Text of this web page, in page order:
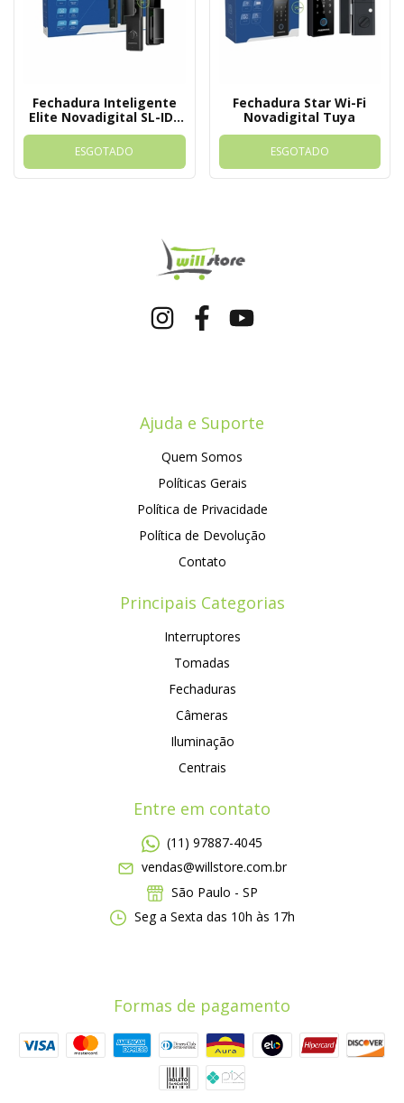
Fechadura Inteligente
Elite Novadigital SL-IDE
Tuya
ESGOTADO
Fechadura Star Wi-Fi
Novadigital Tuya
ESGOTADO
Ajuda e Suporte
Quem Somos
Políticas Gerais
Política de Privacidade
Política de Devolução
Contato
Principais Categorias
Interruptores
Tomadas
Fechaduras
Câmeras
Iluminação
Centrais
Entre em contato
(11) 97887-4045
vendas@willstore.com.br
São Paulo - SP
Seg a Sexta das 10h às 17h
Formas de pagamento